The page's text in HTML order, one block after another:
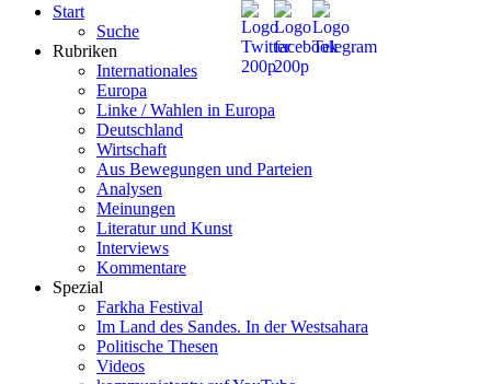
Start
Suche
Rubriken
Internationales
Europa
Linke / Wahlen in Europa
Deutschland
Wirtschaft
Aus Bewegungen und Parteien
Analysen
Meinungen
Literatur und Kunst
Interviews
Kommentare
Spezial
Farkha Festival
Im Land des Sandes. In der Westsahara
Politische Thesen
Videos